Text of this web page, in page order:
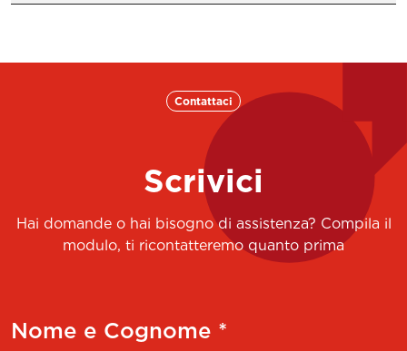
Contattaci
Scrivici
Hai domande o hai bisogno di assistenza? Compila il
modulo, ti ricontatteremo quanto prima
Nome e Cognome *